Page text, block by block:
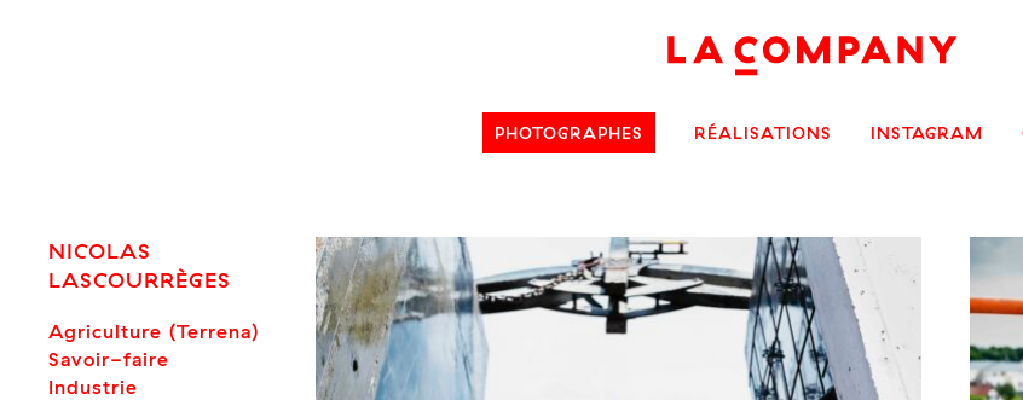
PHOTOGRAPHES RÉALISATIONS INSTAGRAM
NICOLAS
LASCOURRÈGES
Agriculture (Terrena)
Savoir-faire
Industrie